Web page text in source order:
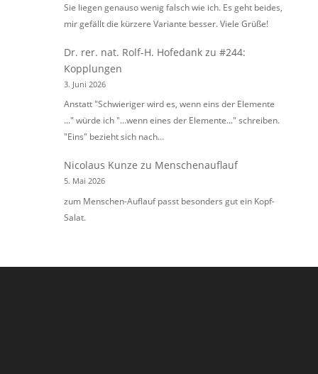
Sie liegen genauso wenig falsch wie ich. Es geht beides,
mir gefällt die kürzere Variante besser. Viele Grüße!
Dr. rer. nat. Rolf-H. Hofedank zu#244:
Kopplungen
3. Juni 2026
Anstatt "Schwieriger wird es, wenn eins der Elemente
..." würde ich "...wenn eines der Elemente..." schreiben.
"Eins" bezieht sich nach…
Nicolaus Kunze zu Menschenauflauf
5. Mai 2026
zum Menschen-Auflauf passt besonders gut ein Kopf-
Salat.